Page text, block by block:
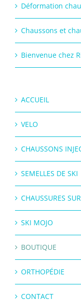
Déformation
Chaussons et
Bienvenue chez
ACCUEIL
VELO
CHAUSSONS
SEMELLES DE SKI
CHAUSSURES
SKI MOJO
BOUTIQUE
ORTHOPÉDIE
CONTACT